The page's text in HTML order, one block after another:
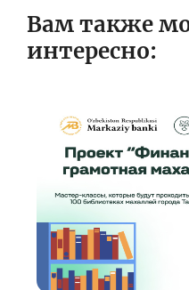
Вам также
интересно: